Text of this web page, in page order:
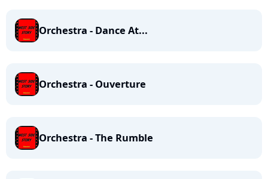
Orchestra - Dance At...
Orchestra - Ouverture
Orchestra - The Rumble